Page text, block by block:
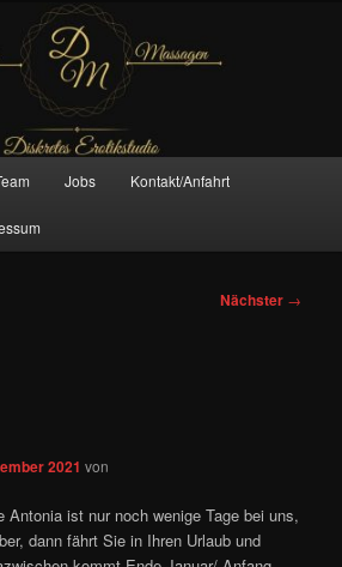
And More
Jobs Kontakt/Anfahrt
Nächster →
2021 von
Antonia ist nur noch wenige Tage bei uns,
dann fährt Sie in Ihren Urlaub und